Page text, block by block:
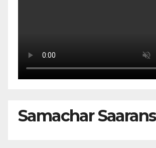
Samachar